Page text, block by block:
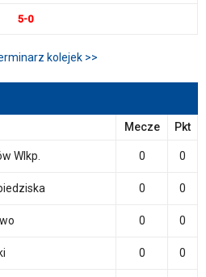
5-0
kolejek >>
Mecze Pkt
Wlkp. 0 0
0 0
0 0
0 0